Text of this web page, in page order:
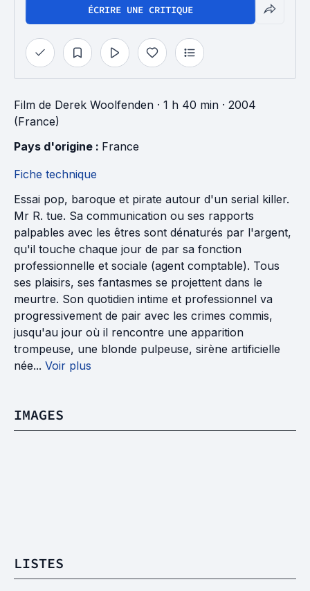
ÉCRIRE UNE CRITIQUE
Film de Derek Woolfenden · 1 h 40 min · 2004
(France)
Pays d'origine : France
Fiche technique
Essai pop, baroque et pirate autour d'un serial killer.
Mr R. tue. Sa communication ou ses rapports
palpables avec les êtres sont dénaturés par l'argent,
qu'il touche chaque jour de par sa fonction
professionnelle et sociale (agent comptable). Tous
ses plaisirs, ses fantasmes se projettent dans le
meurtre. Son quotidien intime et professionnel va
progressivement de pair avec les crimes commis,
jusqu'au jour où il rencontre une apparition
trompeuse, une blonde pulpeuse, sirène artificielle
née... Voir plus
IMAGES
LISTES